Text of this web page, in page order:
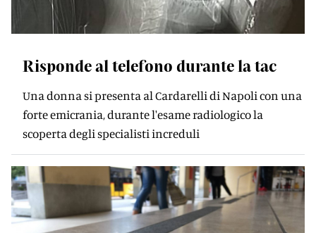
Risponde al telefono durante la tac
Una donna si presenta al Cardarelli di Napoli con una
forte emicrania, durante l'esame radiologico la
scoperta degli specialisti increduli